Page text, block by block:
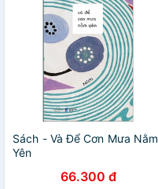
Sách - Và Để Cơn Mưa Nằm
Yên
66.300 đ